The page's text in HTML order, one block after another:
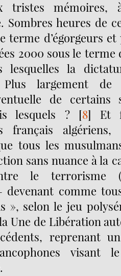
tristes
Sombres heures de
terme d’égorgeurs
2000 sous le terme
lesquelles la
Plus largement
de certains
lesquels ?[8] Et
français algériens,
tous les
sans nuance à la
le terrorisme
devenant comme
», selon le jeu
Une de Libération
reprenant